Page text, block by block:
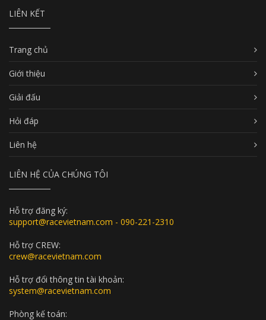
LIÊN KẾT
Trang chủ
Giới thiệu
Giải đấu
Hỏi đáp
Liên hệ
LIÊN HỆ CỦA CHÚNG TÔI
Hỗ trợ đăng ký:
support@racevietnam.com - 090-221-2310
Hỗ trợ CREW:
crew@racevietnam.com
Hỗ trợ đổi thông tin tài khoản:
system@racevietnam.com
Phòng kế toán: